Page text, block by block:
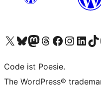
Unser X-Konto (früher Twitter) besuchen
Unser Bluesky-Konto besuchen
Unser Mastodon-Konto besuchen
Unser Threads-Konto besuchen
Unsere Facebook-Seite
Unser Instagram-
UnserUnser
Code ist Poesie.
The WordPress®